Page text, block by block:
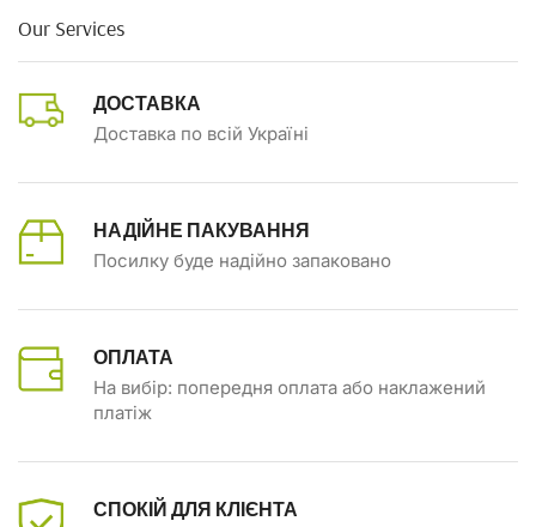
Our Services
ДОСТАВКА
Доставка по всій Україні
НАДІЙНЕ ПАКУВАННЯ
Посилку буде надійно запаковано
ОПЛАТА
На вибір: попередня оплата або наклажений
платіж
СПОКІЙ ДЛЯ КЛІЄНТА